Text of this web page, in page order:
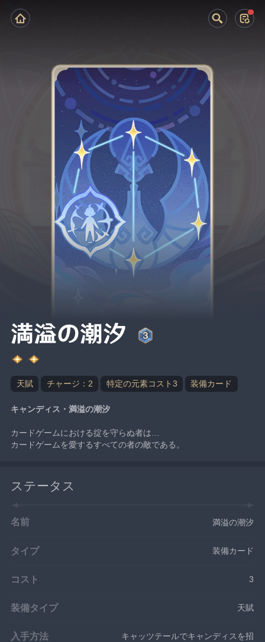
満溢の潮汐
天賦 チャージ：2 特定の元素コスト3 装備カード
キャンディス・満溢の潮汐
カードゲームにおける掟を守らぬ者は…
カードゲームを愛するすべての者の敵である。
ステータス
名前 満溢の潮汐
タイプ 装備カード
コスト 3
装備タイプ 天賦
入手方法
キャッツテールでキャンディスを招